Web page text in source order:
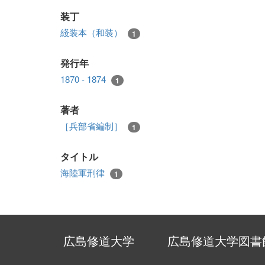
装丁
綫装本（和装） 1
発行年
1870 - 1874 1
著者
［兵部省編制］ 1
タイトル
海陸軍刑律 1
広島修道大学 広島修道大学図